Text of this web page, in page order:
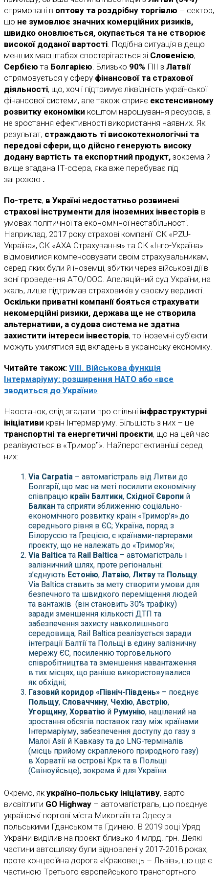
спрямовані в оптову та роздрібну торгівлю – сектор,
що не зумовлює значних комерційних ризиків,
швидко оновлюється, окупається та не створює
високої доданої вартості . Подібна ситуація в дещо
менших масштабах спостерігається зі Словенією,
Сербієюта Болгарією . Близько 90% ПІІ з Латвії
спрямовується у сферу фінансової та страхової
діяльності, що, хоч і підтримує ліквідність української
фінансової системи, але також сприяє екстенсивному
розвитку економіки коштом нарощування ресурсів, а
не зростання ефективності використання наявних. Як
результат, страждають ті високотехнологічні та
передові сфери, що дійсно генерують високу
додану вартість та експортний продукт, зокрема й
вище згадана ІТ-сфера, яка вже перебуває під
загрозою .
По-третє, в Україні недостатньо розвинені
страхові інструменти для іноземних інвесторів в
умовах політичної та економічної нестабільності.
Наприклад, 2017 року страхові компанії СК «PZU-
Україна», СК «АХА Страхування» та СК «Інго-Україна»
відмовилися компенсовувати своїм страхувальникам,
серед яких були й іноземці, збитки через військові дії в
зоні проведення АТО/ООС. Апеляційний суд України, на
жаль, лише підтримав страховиків у своєму вердикті.
Оскільки приватні компанії бояться страхувати
некомерційні ризики, держава ще не створила
альтернативи, а судова система не здатна
захистити інтереси інвесторів, то іноземні суб’єкти
можуть ухилятися від вкладень в українську економіку.
Читайте також: VIIІ. Військова функція
Інтермаріуму: розширення НАТО або «все
зводиться до України»
Наостанок, слід згадати про спільні інфраструктурні
ініціативи країн Інтермаріуму. Більшість з них – це
транспортні та енергетичні проєкти, що на цей час
реалізуються в «Тримор’ї». Найперспективніші серед
них:
Via Carpatia – автомагістраль від Литви до
Болгарії, що має на меті посилити економічну
співпрацю країн Балтики, Східної Європи й
Балканта сприяти зближенню соціально-
економічного розвитку країн «Тримор’я».до
середнього рівня в ЄС; Україна, поряд з
Білоруссю та Грецією, є країнами-партерами
проєкту, що не належать до «Тримор’я»;
Via Balticaта Rail Baltica – автомагістраль і
залізничний шлях, проте регіональні:
з’єднують Естонію, Латвію, Литвута Польщу.
Via Baltica ставить за мету створити умови для
безпечного та швидкого переміщення людей
та вантажів (він становить 30% трафіку)
заради зменшення кількості ДТП та
забезпечення захисту навколишнього
середовища; Rail Baltica реалізується заради
інтеграції Балтії та Польщі в єдину залізничну
мережу ЄС, посиленню торговельного
співробітництва та зменшення навантаження
в тих місцях, що раніше використовувалися
як обхідні;
Газовий коридор «Північ-Південь» – поєднує
Польщу, Словаччину, Чехію,Австрію,
Угорщину,Хорватію й Румунію, націлений на
зростання обсягів поставок газу між країнами
Інтермаріуму, забезпечення доступу до газу з
Малої Азії й Кавказу та до LNG-терміналів
(місць прийому скрапленого природного газу)
в Хорватії на острові Крк та в Польщі
(Свіноуйсьце), зокрема й для України.
Окремо, як україно-польську ініціативу, варто
висвітлити GO Highway – автомагістраль, що поєднує
українські портові міста Миколаїв та Одесу з
польськими Гданськом та Гдинею. В 2019 році Уряд
України виділив на проєкт близько 4 млрд. грн. Деякі
частини автошляху були відновлені у 2017-2018 роках,
проте концесійна дорога «Краковець – Львів», що ще є
частиною Третього європейського транспортного